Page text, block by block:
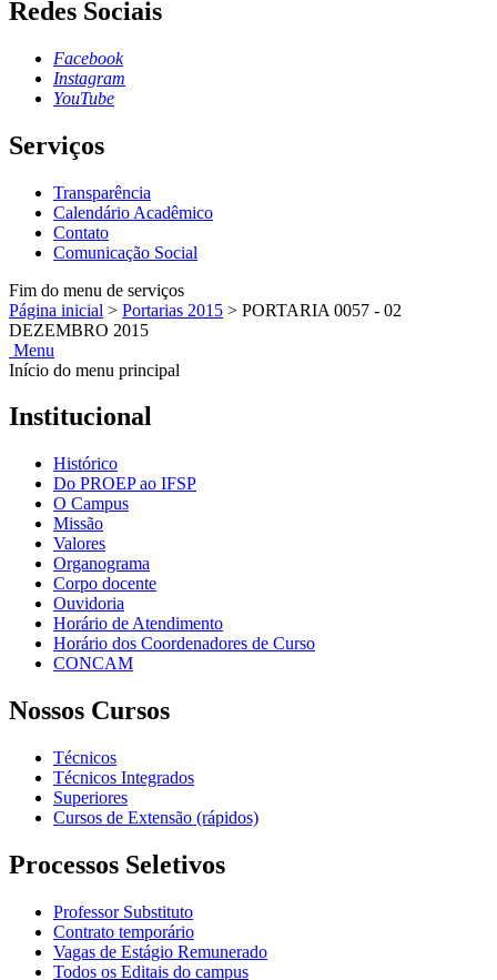
Redes Sociais
Facebook
Instagram
YouTube
Serviços
Transparência
Calendário Acadêmico
Contato
Comunicação Social
Fim do menu de serviços
Página inicial > Portarias 2015 > PORTARIA 0057 - 02
DEZEMBRO 2015
Menu
Início do menu principal
Institucional
Histórico
Do PROEP ao IFSP
O Campus
Missão
Valores
Organograma
Corpo docente
Ouvidoria
Horário de Atendimento
Horário dos Coordenadores de Curso
CONCAM
Nossos Cursos
Técnicos
Técnicos Integrados
Superiores
Cursos de Extensão (rápidos)
Processos Seletivos
Professor Substituto
Contrato temporário
Vagas de Estágio Remunerado
Todos os Editais do campus